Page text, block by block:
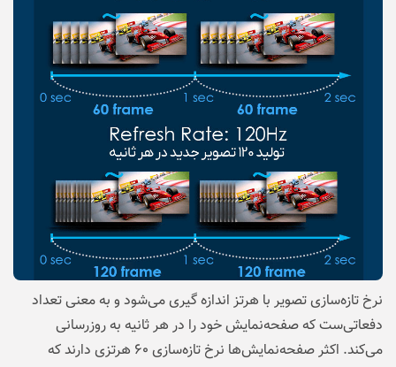
نرخ تازه‌سازی تصویر با هرتز اندازه گیری می‌شود و به معنی تعداد
دفعاتی‌ست که صفحه‌نمایش خود را در هر ثانیه به روزرسانی
می‌کند. اکثر صفحه‌نمایش‌ها نرخ تازه‌سازی ۶۰ هرتزی دارند که